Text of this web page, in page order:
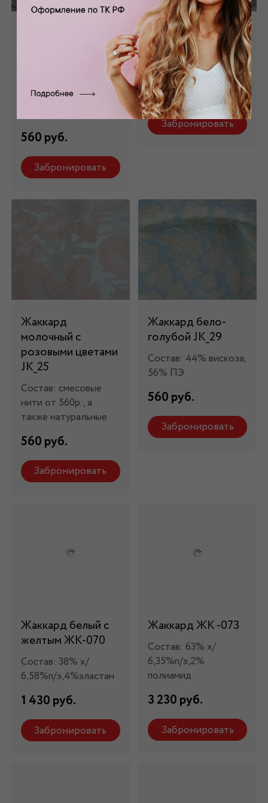
Жаккард бежевый
нити от 560р., а
560 руб.
Забронировать
Жаккард серый
JK_36
Состав: 100% пэ
560 руб.
Забронировать
Жаккард
молочный с
розовыми цветами
JK_25
Состав: смесовые
нити от 560р., а
также натуральные
560 руб.
Забронировать
Жаккард бело-
голубой JK_29
Состав: 44% вискоза,
56% ПЭ
560 руб.
Забронировать
Жаккард белый с
желтым ЖК-070
Состав: 38% х/
б,58%п/э,4%эластан
1 430 руб.
Забронировать
Жаккард ЖК -073
Состав: 63% х/
б,35%п/э,2%
полиамид
3 230 руб.
Забронировать